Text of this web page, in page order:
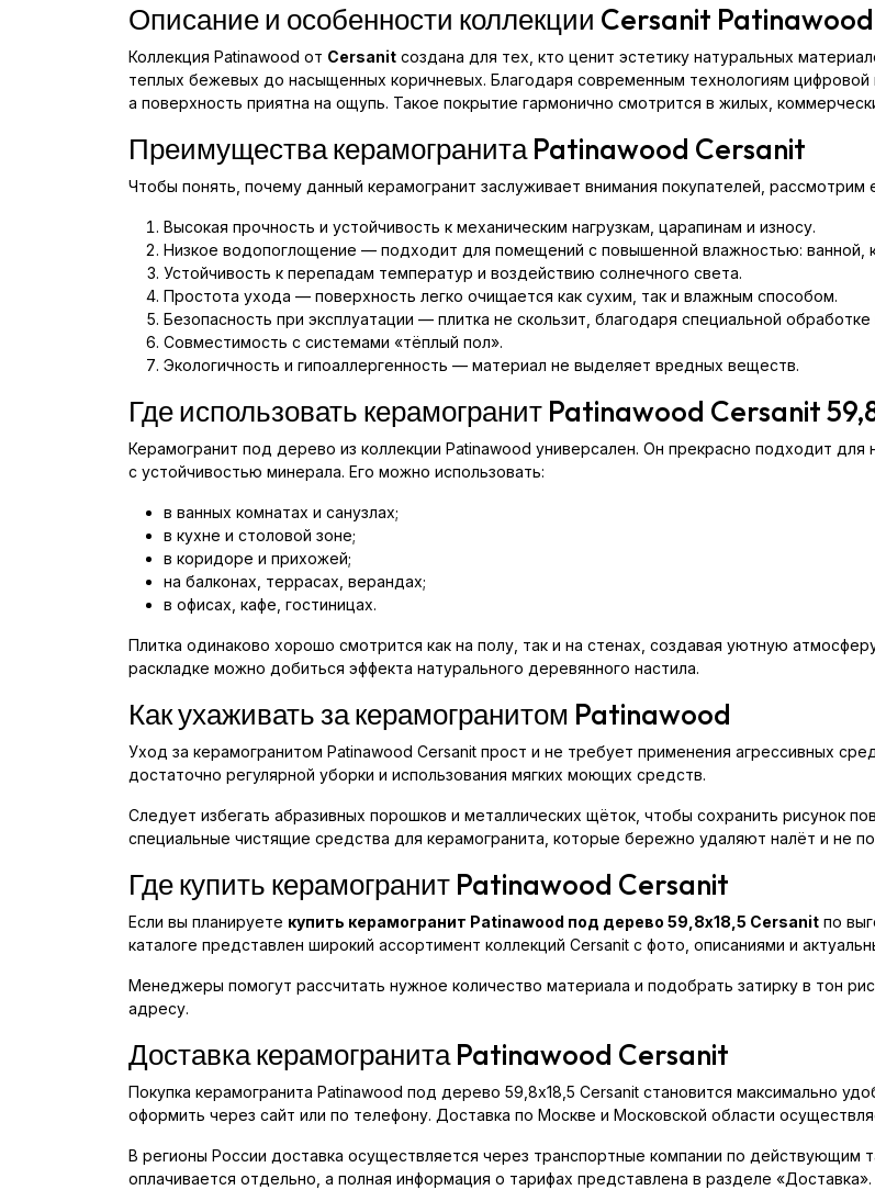
Описание и особенности коллекции Cersanit Patinawood
Коллекция Patinawood от Cersanit создана для тех, кто ценит эстетику натуральных
теплых бежевых до насыщенных коричневых. Благодаря современным технологиям цифровой
а поверхность приятна на ощупь. Такое покрытие гармонично смотрится в жилых,
Преимущества керамогранита Patinawood Cersanit
Чтобы понять, почему данный керамогранит заслуживает внимания покупателей,
Высокая прочность и устойчивость к механическим нагрузкам, царапинам и износу.
Низкое водопоглощение — подходит для помещений с повышенной влажностью: ванной,
Устойчивость к перепадам температур и воздействию солнечного света.
Простота ухода — поверхность легко очищается как сухим, так и влажным способом.
Безопасность при эксплуатации — плитка не скользит, благодаря специальной обработке
Совместимость с системами «тёплый пол».
Экологичность и гипоаллергенность — материал не выделяет вредных веществ.
Где использовать керамогранит Patinawood Cersanit
Керамогранит под дерево из коллекции Patinawood универсален. Он прекрасно подходит
с устойчивостью минерала. Его можно использовать:
в ванных комнатах и санузлах;
в кухне и столовой зоне;
в коридоре и прихожей;
на балконах, террасах, верандах;
в офисах, кафе, гостиницах.
Плитка одинаково хорошо смотрится как на полу, так и на стенах, создавая уютную
раскладке можно добиться эффекта натурального деревянного настила.
Как ухаживать за керамогранитом Patinawood
Уход за керамогранитом Patinawood Cersanit прост и не требует применения агрессивных
достаточно регулярной уборки и использования мягких моющих средств.
Следует избегать абразивных порошков и металлических щёток, чтобы сохранить рисунок
специальные чистящие средства для керамогранита, которые бережно удаляют налёт и не
Где купить керамогранит Patinawood Cersanit
Если вы планируете купить керамогранит Patinawood под дерево 59,8x18,5 Cersanit по
каталоге представлен широкий ассортимент коллекций Cersanit с фото, описаниями и
Менеджеры помогут рассчитать нужное количество материала и подобрать затирку в тон
адресу.
Доставка керамогранита Patinawood Cersanit
Покупка керамогранита Patinawood под дерево 59,8x18,5 Cersanit становится максимально
оформить через сайт или по телефону. Доставка по Москве и Московской области
В регионы России доставка осуществляется через транспортные компании по действующим
оплачивается отдельно, а полная информация о тарифах представлена в разделе «Доставка».